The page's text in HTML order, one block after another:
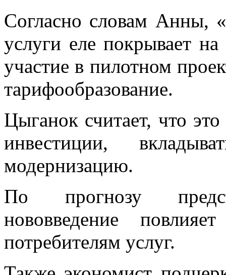
Согласно словам Анны,
услуги еле покрывает
участие в пилотном
тарифообразование.
Цыганок считает, что
инвестиции,
модернизацию.
По прогнозу
нововведение
потребителям услуг.